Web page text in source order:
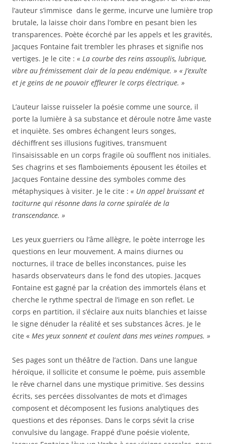
l’auteur s’immisce dans le germe, incurve une lumière trop
brutale, la laisse choir dans l’ombre en pesant bien les
transparences. Poète écorché par les appels et les gravités,
Jacques Fontaine fait trembler les phrases et signifie nos
vertiges. Je le cite : « La courbe des reins assouplis, lubrique,
vibre au frémissement clair de la peau endémique. » « J’exulte
et je geins de ne pouvoir effleurer le corps électrique. »
L’auteur laisse ruisseler la poésie comme une source, il
porte la lumière à sa substance et déroule notre âme vaste
et inquiète. Ses ombres échangent leurs songes,
déchiffrent ses illusions fugitives, transmuent
l’insaisissable en un corps fragile où soufflent nos initiales.
Ses chagrins et ses flamboiements épousent les étoiles et
Jacques Fontaine dessine des symboles comme des
métaphysiques à visiter. Je le cite : « Un appel bruissant et
taciturne qui résonne dans la corne spiralée de la
transcendance. »
Les yeux guerriers ou l’âme allègre, le poète interroge les
questions en leur mouvement. A mains diurnes ou
nocturnes, il trace de belles inconstances, puise les
hasards observateurs dans le fond des utopies. Jacques
Fontaine est gagné par la création des immortels élans et
cherche le rythme spectral de l’image en son reflet. Le
corps en partition, il s’éclaire aux nuits blanchies et laisse
le signe dénuder la réalité et ses substances âcres. Je le
cite « Mes yeux sonnent et coulent dans mes veines rompues. »
Ses pages sont un théâtre de l’action. Dans une langue
héroïque, il sollicite et consume le poème, puis assemble
le rêve charnel dans une mystique primitive. Ses dessins
écrits, ses percées dissolvantes de mots et d’images
composent et décomposent les fusions analytiques des
questions et des réponses. Dans le corps sévit la crise
convulsive du langage. Frappé d’une poésie violente,